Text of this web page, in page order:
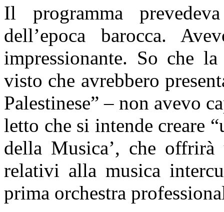
Il programma
dell’epoca barocca.
impressionante. So che
visto che avrebbero
Palestinese” – non avevo
letto che si intende creare
della Musica’, che
relativi alla musica
prima orchestra